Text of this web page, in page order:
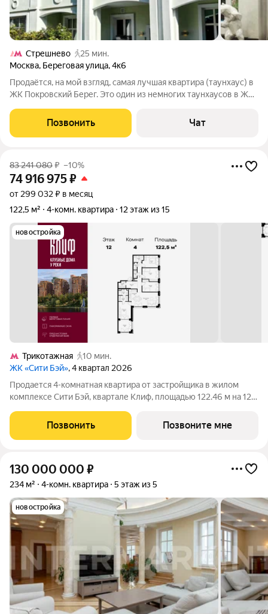
Стрешнево
25 мин.
Москва, Береговая улица,4к6
Продаётся, на мой взгляд, самая лучшая квартира (таунхаус) в
ЖК Покровский Берег. Это один из немногих таунхаусов в ЖК,
который имеет собственный выход в парк Покровское-
Стрешнево. Одна из
Позвонить Чат
83 241 080₽ –10%
74 916 975₽
от 299 032 ₽ в месяц
122,5 м²
4-комн. квартира 12 этаж из 15
новостройка
Трикотажная
10 мин.
ЖК «Сити Бэй», 4 квартал 2026
Продается 4-комнатная квартира от застройщика в жилом
комплексе Сити Бэй, квартале Клиф, площадью 122.46 м на 12
пять Клубных домов на первой линии озелененной
набережной Реки Москвы. Со
Позвонить Позвоните мне
130 000 000 ₽
234 м² 4-комн. квартира 5 этаж из 5
новостройка